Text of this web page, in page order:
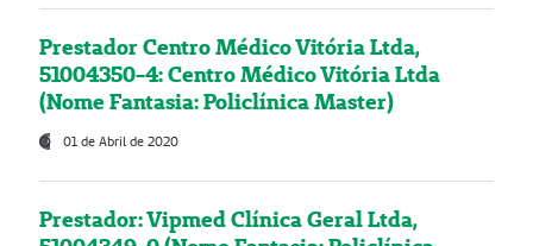
Prestador Centro Médico Vitória Ltda,
51004350-4: Centro Médico Vitória Ltda
(Nome Fantasia: Policlínica Master)
01 de Abril de 2020
Prestador: Vipmed Clínica Geral Ltda,